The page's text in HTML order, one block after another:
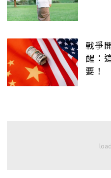
戰爭
醒：
要！